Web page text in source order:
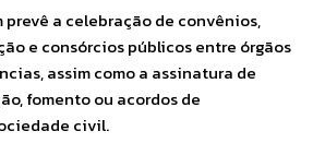
prevê a celebração de convênios,
e consórcios públicos entre órgãos
assim como a assinatura de
fomento ou acordos de
civil.